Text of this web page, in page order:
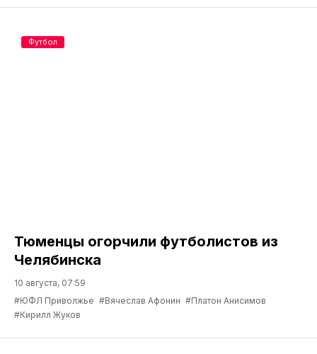
Тюменцы огорчили футболистов из
Челябинска
10 августа, 07:59
#ЮФЛ Приволжье #Вячеслав Афонин #Платон Анисимов
#Кирилл Жуков
Футбол